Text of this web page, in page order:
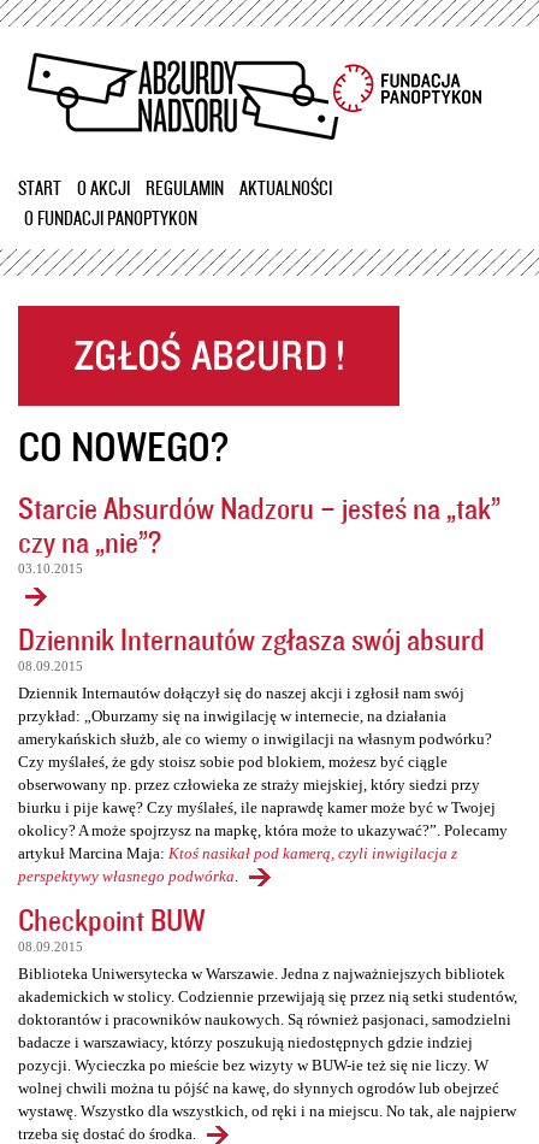
Przejdź
treści
START O AKCJI REGULAMIN
AKTUALNOŚCI
O FUNDACJI PANOPTYKON
CO NOWEGO?
Starcie Absurdów Nadzoru – jesteś na „tak”
czy na „nie”?
03.10.2015
Dziennik Internautów zgłasza swój absurd
08.09.2015
Dziennik Internautów dołączył się do naszej akcji i zgłosił nam swój
przykład: „Oburzamy się na inwigilację w internecie, na działania
amerykańskich służb, ale co wiemy o inwigilacji na własnym podwórku?
Czy myślałeś, że gdy stoisz sobie pod blokiem, możesz być ciągle
obserwowany np. przez człowieka ze straży miejskiej, który siedzi przy
biurku i pije kawę? Czy myślałeś, ile naprawdę kamer może być w Twojej
okolicy? A może spojrzysz na mapkę, która może to ukazywać?”. Polecamy
artykuł Marcina Maja: Ktoś nasikał pod kamerą, czyli inwigilacja z
perspektywy własnego podwórka
Checkpoint BUW
08.09.2015
Biblioteka Uniwersytecka w Warszawie. Jedna z najważniejszych bibliotek
akademickich w stolicy. Codziennie przewijają się przez nią setki studentów,
doktorantów i pracowników naukowych. Są również pasjonaci, samodzielni
badacze i warszawiacy, którzy poszukują niedostępnych gdzie indziej
pozycji. Wycieczka po mieście bez wizyty w BUW-ie też się nie liczy. W
wolnej chwili można tu pójść na kawę, do słynnych ogrodów lub obejrzeć
wystawę. Wszystko dla wszystkich, od ręki i na miejscu. No tak, ale najpierw
trzeba się dostać do środka.